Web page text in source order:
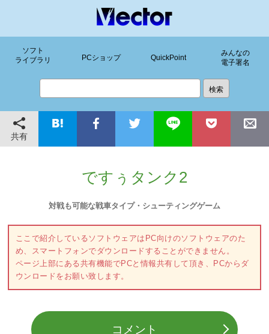
ソフト
ライブラリ
PCショップ QuickPoint
みんなの
電子署名
共有
ですぅタンク2
対戦も可能な戦車タイプ・シューティングゲーム
ここで紹介しているソフトウェアはPC向けのソフトウェアのた
め、スマートフォンでダウンロードすることができません。
ページ上部にある共有機能でPCと情報共有して頂き、PCからダ
ウンロードをお願い致します。
コメント